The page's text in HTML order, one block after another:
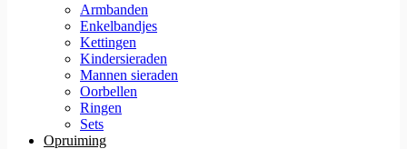
Armbanden
Enkelbandjes
Kettingen
Kindersieraden
Mannen sieraden
Oorbellen
Ringen
Sets
Opruiming